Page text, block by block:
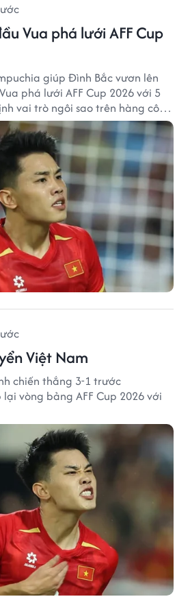
Vua phá lưới AFF Cup
giúp Đình Bắc vươn lên
phá lưới AFF Cup 2026 với 5
vai trò ngôi sao trên hàng công
Việt Nam
chiến thắng 3-1 trước
vòng bảng AFF Cup 2026 với